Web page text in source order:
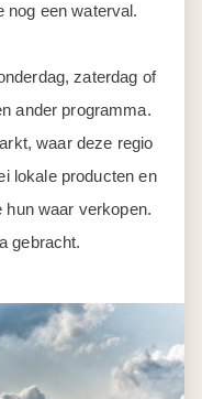
nog een waterval.
zaterdag of
ander programma.
waar deze regio
lokale producten en
waar verkopen.
gebracht.